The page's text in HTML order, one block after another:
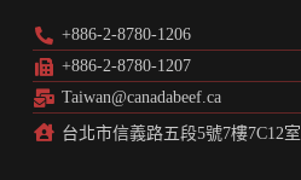
+886-2-8780-1206
+886-2-8780-1207
Taiwan@canadabeef.ca
台北市信義路五段5號7樓7C12室